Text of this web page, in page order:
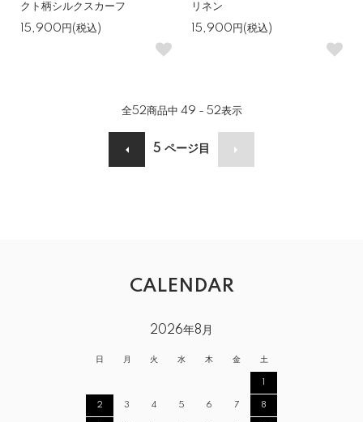
クト柄シルクスカーフ
15,900円(税込)
リネン
15,900円(税込)
全52商品中 49 - 52表示
5 ページ目
CALENDAR
2026年8月
日 月 火 水 木 金 土
1
2 3 4 5 6 7 8